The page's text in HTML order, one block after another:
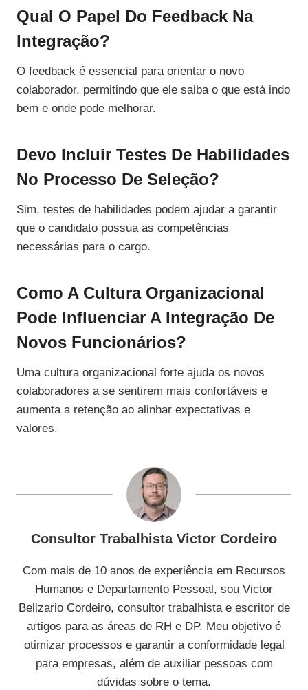
Qual O Papel Do Feedback Na
Integração?
O feedback é essencial para orientar o novo
colaborador, permitindo que ele saiba o que está indo
bem e onde pode melhorar.
Devo Incluir Testes De Habilidades
No Processo De Seleção?
Sim, testes de habilidades podem ajudar a garantir
que o candidato possua as competências
necessárias para o cargo.
Como A Cultura Organizacional
Pode Influenciar A Integração De
Novos Funcionários?
Uma cultura organizacional forte ajuda os novos
colaboradores a se sentirem mais confortáveis e
aumenta a retenção ao alinhar expectativas e
valores.
Consultor Trabalhista Victor Cordeiro
Com mais de 10 anos de experiência em Recursos
Humanos e Departamento Pessoal, sou Victor
Belizario Cordeiro, consultor trabalhista e escritor de
artigos para as áreas de RH e DP. Meu objetivo é
otimizar processos e garantir a conformidade legal
para empresas, além de auxiliar pessoas com
dúvidas sobre o tema.